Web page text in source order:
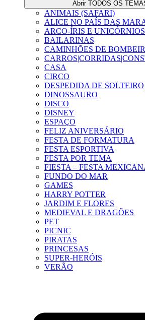
Abrir TODOS OS
ANIMAIS (SAFARI)
ALICE NO PAÍS DAS
ARCO-ÍRIS E UNICÓRNIOS
BAILARINAS
CAMINHÕES DE
CASA
CIRCO
DESPEDIDA DE SOLTEIRO
DINOSSAURO
DISCO
DISNEY
ESPAÇO
FELIZ ANIVERSÁRIO
FESTA DE FORMATURA
FESTA ESPORTIVA
FESTA POR TEMA
FIESTA – FESTA
FUNDO DO MAR
GAMES
HARRY POTTER
JARDIM E FLORES
MEDIEVAL E DRAGÕES
PET
PICNIC
PIRATAS
PRINCESAS
SUPER-HERÓIS
VERÃO